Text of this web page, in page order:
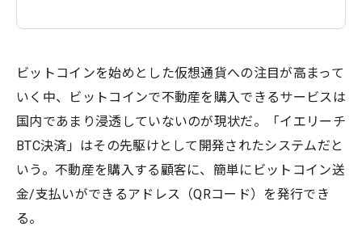
ビットコインを始めとした仮想通貨への注目が高まって
いく中、ビットコインで不動産を購入できるサービスは
国内であまり浸透していないのが現状だ。「イエリーチ
BTC決済」はその先駆けとして開発されたシステムだと
いう。不動産を購入する顧客に、簡単にビットコイン送
金/支払いができるアドレス（QRコード）を発行でき
る。